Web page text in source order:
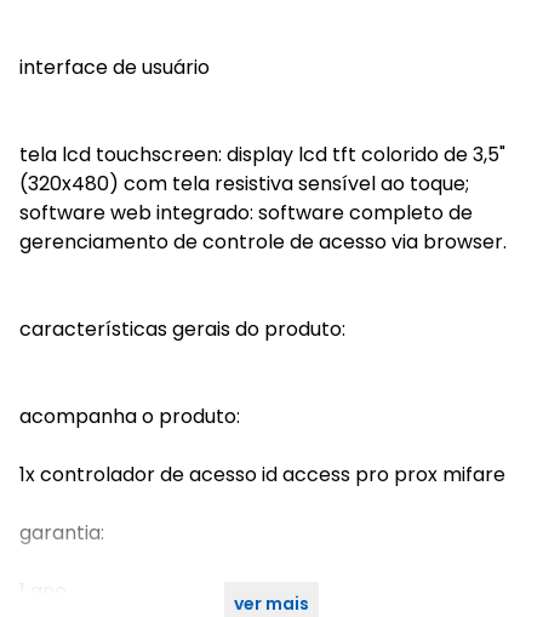
interface de usuário
tela lcd touchscreen: display lcd tft colorido de 3,5"
(320x480) com tela resistiva sensível ao toque;
software web integrado: software completo de
gerenciamento de controle de acesso via browser.
características gerais do produto:
acompanha o produto:
1x controlador de acesso id access pro prox mifare
garantia:
1 ano
ver mais